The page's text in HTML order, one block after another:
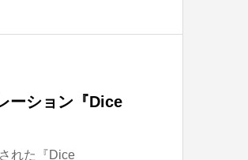
ーション『Dice
れた『Dice